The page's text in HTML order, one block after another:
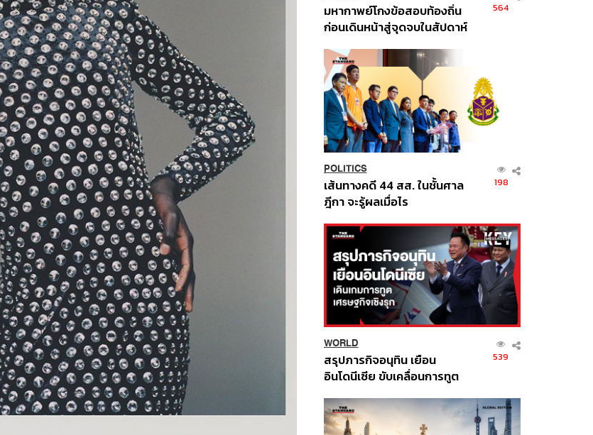
มหากาพย์โกงข้อสอบท้องถิ่น
ก่อนเดินหน้าสู่จุดจบในสัปดาห์
564
POLITICS
เส้นทางคดี 44 สส. ในชั้นศาล
ฎีกา จะรู้ผลเมื่อไร
198
WORLD
สรุปภารกิจอนุทิน เยือน
อินโดนีเซีย ขับเคลื่อนการทูต
ส่วนยุทธศาสตร์ไทย –
อินโดนีเซีย
539